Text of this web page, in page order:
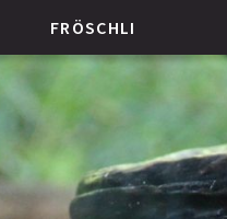
FRÖSCHLI